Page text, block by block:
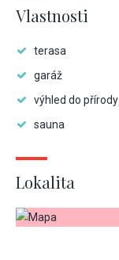
Vlastnosti
terasa
garáž
výhled do přírody
sauna
Lokalita